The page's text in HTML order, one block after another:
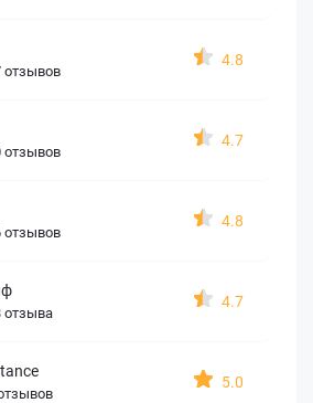
отзывов
4.8
отзывов
4.7
отзывов
4.8
отзыва
4.7
5.0